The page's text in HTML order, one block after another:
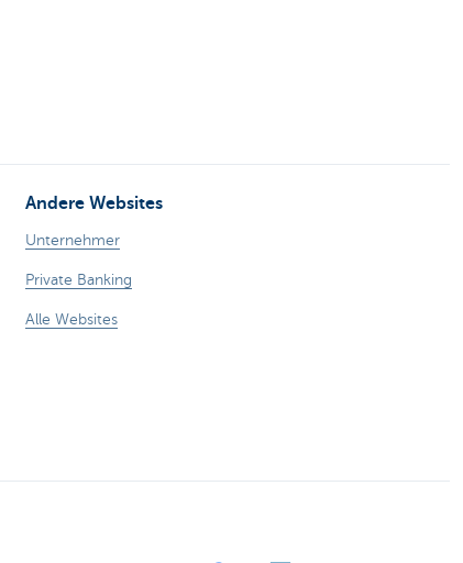
Andere Websites
Unternehmer
Private Banking
Alle Websites